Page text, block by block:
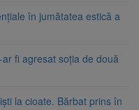
în jumătatea estică a
fi agresat soția de două
la cioate. Bărbat prins în